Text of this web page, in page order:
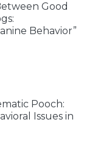
Good
Behavior”
Pooch:
Issues in